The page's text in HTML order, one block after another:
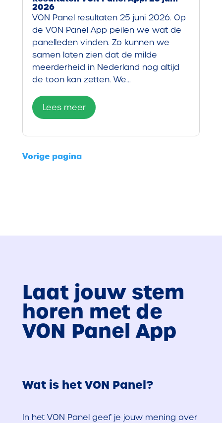
2026
VON Panel resultaten 25 juni 2026. Op
de VON Panel App peilen we wat de
panelleden vinden. Zo kunnen we
samen laten zien dat de milde
meerderheid in Nederland nog altijd
de toon kan zetten. We...
Lees meer
Laat jouw stem
horen met de
VON Panel App
Wat is het VON Panel?
In het VON Panel geef je jouw mening over